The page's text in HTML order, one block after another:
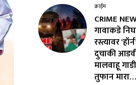
क्राईम
CRIME
गावाकडे
रस्त्यावर
दुचाकी
मालवाहू
तुफान